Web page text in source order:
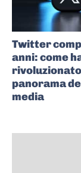
Twitter
anni: come
panorama
media